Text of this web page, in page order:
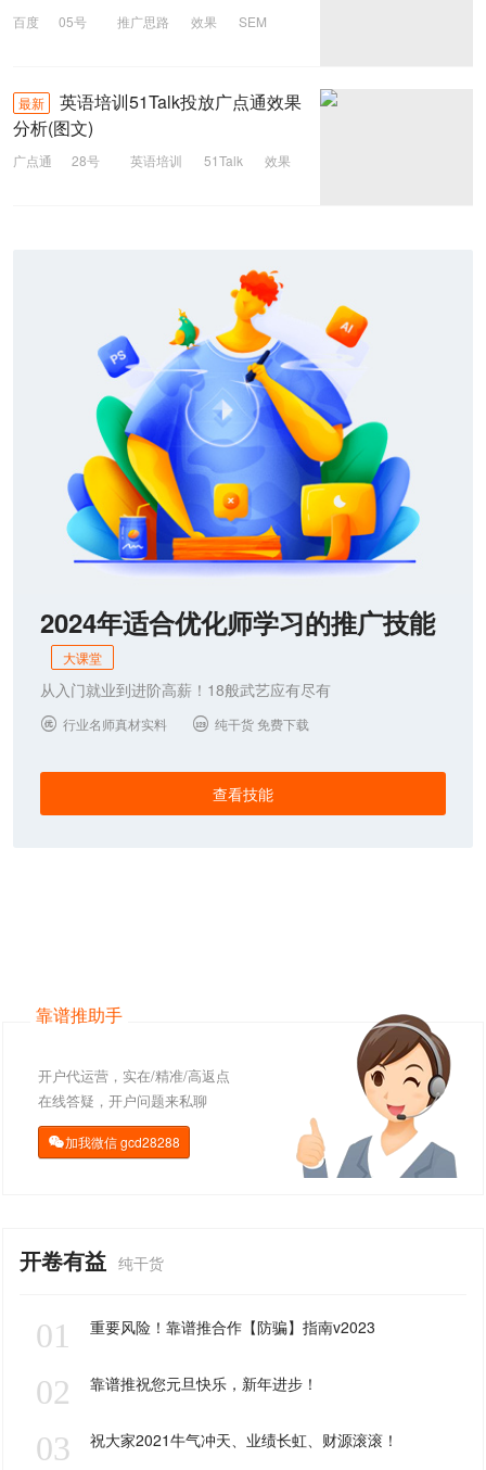
百度 05号 推广思路 效果 SEM
最新
英语培训51Talk投放广点通效果
分析(图文)
广点通 28号 英语培训 51Talk
效果
2024年适合优化师学习的推广技能
大课堂
从入门就业到进阶高薪！18般武艺应有尽有
 行业名师真材实料  纯干货 免费下载
查看技能
靠谱推助手
开户代运营，实在/精准/高返点
在线答疑，开户问题来私聊
加我微信gcd28288
开卷有益 纯干货
01 重要风险！靠谱推合作【防骗】指南v2023
02 靠谱推祝您元旦快乐，新年进步！
03 祝大家2021牛气冲天、业绩长虹、财源滚滚！